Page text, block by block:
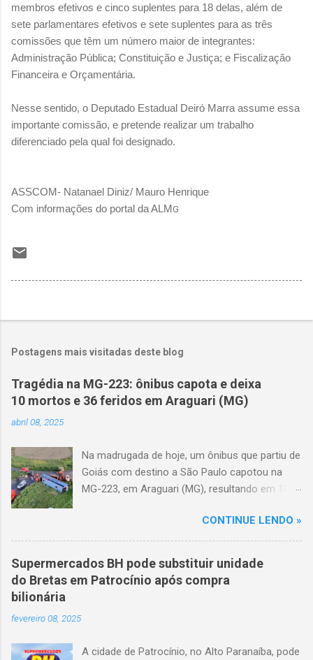
membros efetivos e cinco suplentes para 18 delas, além de
sete parlamentares efetivos e sete suplentes para as três
comissões que têm um número maior de integrantes:
Administração Pública; Constituição e Justiça; e Fiscalização
Financeira e Orçamentária.
Nesse sentido, o Deputado Estadual Deiró Marra assume essa
importante comissão, e pretende realizar um trabalho
diferenciado pela qual foi designado.
ASSCOM- Natanael Diniz/ Mauro Henrique
Com informações do portal da ALMG
Postagens mais visitadas deste blog
Tragédia na MG-223: ônibus capota e deixa
10 mortos e 36 feridos em Araguari (MG)
abril 08, 2025
Na madrugada de hoje, um ônibus que partiu de
Goiás com destino a São Paulo capotou na
MG-223, em Araguari (MG), resultando em 10
volta das 3h40, próximo ao trevo de Queixinho,
quando o motorista perdeu o controle do
veículo, atravessou o canteiro central e
capotou em uma alça de acesso. Entre as
vítimas fatais, há duas crianças de
CONTINUE LENDO »
Supermercados BH pode substituir unidade
do Bretas em Patrocínio após compra
bilionária
fevereiro 08, 2025
A cidade de Patrocínio, no Alto Paranaíba, pode